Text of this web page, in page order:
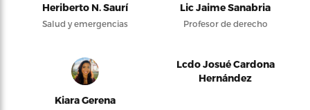
Heriberto N. Saurí
Salud y emergencias
Lic Jaime Sanabria
Profesor de derecho
Kiara Gerena
Lcdo Josué Cardona
Hernández